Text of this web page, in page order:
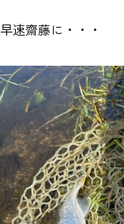
早速齋藤に・・・